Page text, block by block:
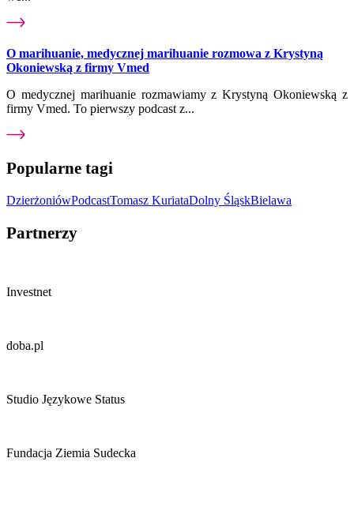
O marihuanie, medycznej marihuanie rozmowa z Krystyną
Okoniewską z firmy Vmed
O medycznej marihuanie rozmawiamy z Krystyną Okoniewską z
firmy Vmed. To pierwszy podcast z...
Popularne tagi
DzierżoniówPodcastTomasz KuriataDolny ŚląskBielawa
Partnerzy
Investnet
doba.pl
Studio Językowe Status
Fundacja Ziemia Sudecka